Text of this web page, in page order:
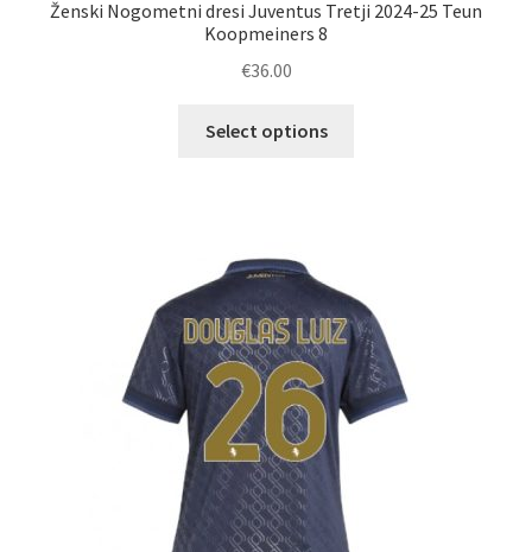
Ženski Nogometni dresi Juventus Tretji 2024-25 Teun
Koopmeiners 8
€36.00
Select options
lahko
izberete
na
strani
izdelka